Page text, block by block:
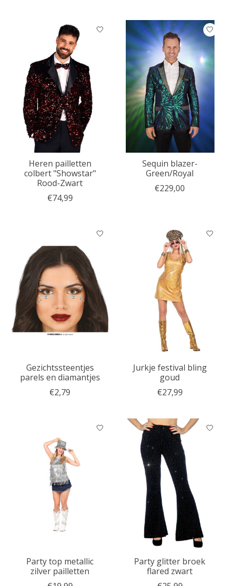
Heren pailletten
colbert "Showstar"
Rood-Zwart
€74,99
Sequin blazer-
Green/Royal
€229,00
Gezichtssteentjes
parels en diamantjes
€2,79
Jurkje festival bling
goud
€27,99
Party top metallic
zilver pailletten
Party glitter broek
flared zwart